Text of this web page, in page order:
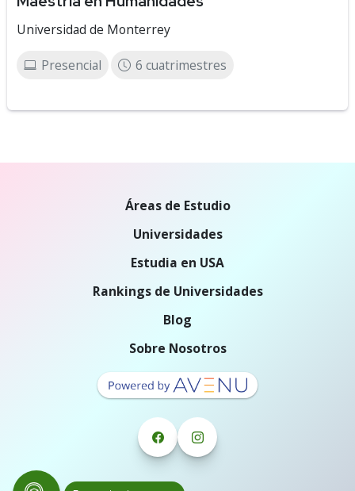
Universidad de Monterrey
Presencial 6 cuatrimestres
Áreas de Estudio
Universidades
Estudia en USA
Rankings de Universidades
Blog
Sobre Nosotros